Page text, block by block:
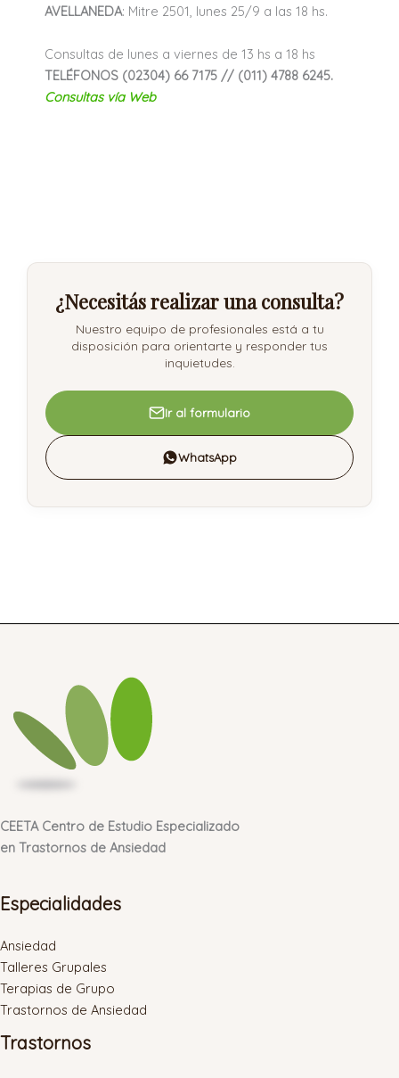
AVELLANEDA: Mitre 2501, lunes 25/9 a las 18 hs.
Consultas de lunes a viernes de 13 hs a 18 hs
TELÉFONOS (02304) 66 7175 // (011) 4788 6245.
Consultas vía Web
¿Necesitás realizar una consulta?
Nuestro equipo de profesionales está a tu
disposición para orientarte y responder tus
inquietudes.
Ir al formulario
WhatsApp
CEETA Centro de Estudio Especializado
en Trastornos de Ansiedad
Especialidades
Ansiedad
Talleres Grupales
Terapias de Grupo
Trastornos de Ansiedad
Trastornos